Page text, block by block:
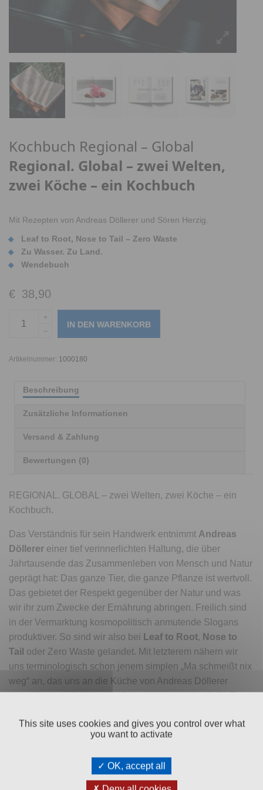
Kochbuch Regional – Global
Regional. Global – zwei Welten,
zwei Köche – ein Kochbuch
Mit Rezepten von Andreas Döllerer und Sören Herzig.
Leaf to Root, Nose to Tail – Zero Waste
Zu Wasser. Zu Land.
Wendebuch
€ 38,90
IN DEN WARENKORB
Artikelnummer: 1000180
Beschreibung
Zusätzliche Informationen
Versand & Zahlung
Bewertungen (0)
REGIONAL. GLOBAL – zwei Welten, zwei Köche – ein
Kochbuch.
Das Verständnis für sein Handwerk entnimmt Andreas
Döllerer einer tief verinnerlichten Haltung, die über
Jahrtausende das Zusammenleben von Mensch und Natur
geprägt hat: Das ganze Tier, die ganze Pflanze ist wertvoll.
Das gebietet der Respekt gegenüber der Natur und was
wir ihr zum Zwecke der Ernährung abringen. Freilich sind
in der Vermarktung kosmopolitisch anmutende Slogans
produktiver. So sind wir also bei Leaf to Root, Nose to
Tail oder Zero Waste gelandet. Mit letzterem nähern wir
uns terminologisch schon jenem simplen „Ma schmeißt nix
weg“ an, das uns an die Küche von Andreas Döllerer
heranführen soll. Nicht die Gustostückln – das gilt für Tier
Ausgangspunkt der Rezepte, sondern eine
Liebeserklärung an traditionelle Kochtechniken und die
Küche ist ein Zugeständnis an die
This site uses cookies and gives you control over what
you want to activate
OK, accept all